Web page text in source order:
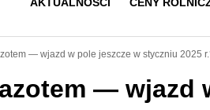
— wjazd w pole jeszcze w styczniu 2025
— wjazd